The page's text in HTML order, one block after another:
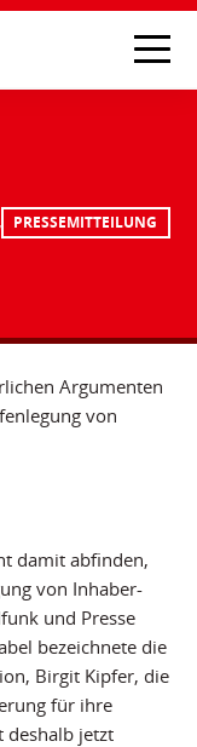
PRESSEMITTEILUNG
Argumenten
von
damit abfinden,
von Inhaber-
und Presse
bezeichnete die
Birgit Kipfer, die
für ihre
deshalb jetzt